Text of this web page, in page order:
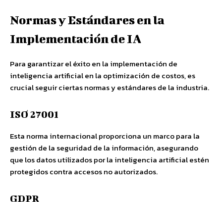
Normas y Estándares en la
Implementación de IA
Para garantizar el éxito en la implementación de
inteligencia artificial en la optimización de costos, es
crucial seguir ciertas normas y estándares de la industria.
ISO 27001
Esta norma internacional proporciona un marco para la
gestión de la seguridad de la información, asegurando
que los datos utilizados por la inteligencia artificial estén
protegidos contra accesos no autorizados.
GDPR